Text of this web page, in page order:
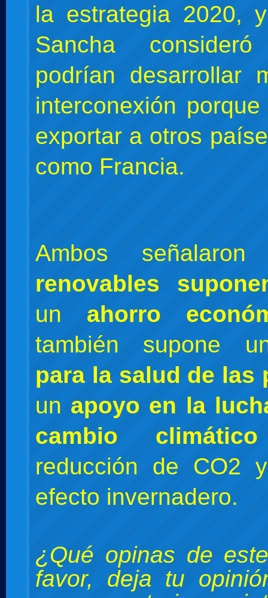
la estrategia 2020,
Sancha
podrían desarrollar
interconexión
exportar a otros
como Francia.
Ambos
renovables
un ahorro
también supone
para la salud de las
un apoyo en la
cambio climático
reducción de CO2
efecto invernadero.
¿Qué opinas de
favor, deja tu